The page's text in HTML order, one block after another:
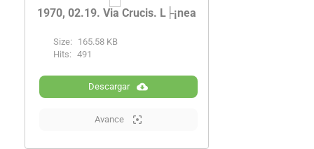
1970, 02.19. Via Crucis. L├¡nea
Size:
165.58 KB
Hits: 491
Descargar
Avance